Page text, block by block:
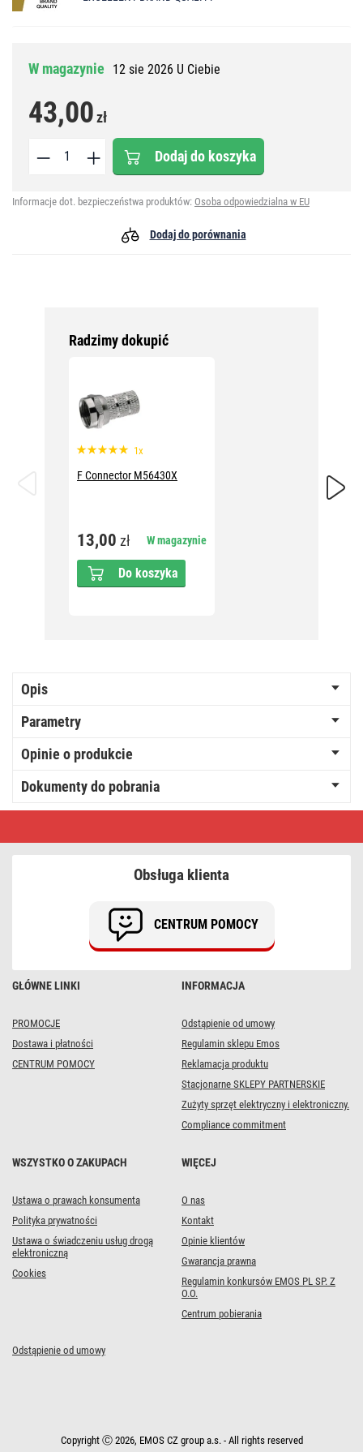
W magazynie 12 sie 2026 U Ciebie
43,00zł
Dodaj do koszyka
Informacje dot. bezpieczeństwa produktów: Osoba odpowiedzialna w EU
Dodaj do porównania
Radzimy dokupić
1x
F Connector M56430X
13,00 zł W magazynie
Do koszyka
CB500
Opis
Parametry
Opinie o produkcie
Dokumenty do pobrania
GŁÓWNE LINKI
PROMOCJE
Dostawa i płatności
CENTRUM POMOCY
INFORMACJA
Odstąpienie od umowy
Regulamin sklepu Emos
Reklamacja produktu
Stacjonarne SKLEPY PARTNERSKIE
Zużyty sprzęt elektryczny i elektroniczny.
Compliance commitment
WSZYSTKO O ZAKUPACH
Ustawa o prawach konsumenta
Polityka prywatności
Ustawa o świadczeniu usług drogą
elektroniczną
Cookies
WIĘCEJ
O nas
Kontakt
Opinie klientów
Gwarancja prawna
Regulamin konkursów EMOS PL SP. Z
O.O.
Centrum pobierania
Odstąpienie od umowy
Obsługa klienta
CENTRUM POMOCY
Copyright Ⓒ 2026, EMOS CZ group a.s. - All rights reserved